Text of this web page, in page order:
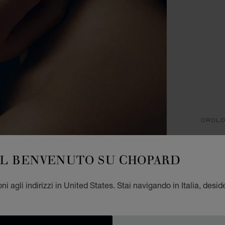
BENVENUTO SU CHOPARD
agli indirizzi in United States. Stai navigando in Italia,
36
€